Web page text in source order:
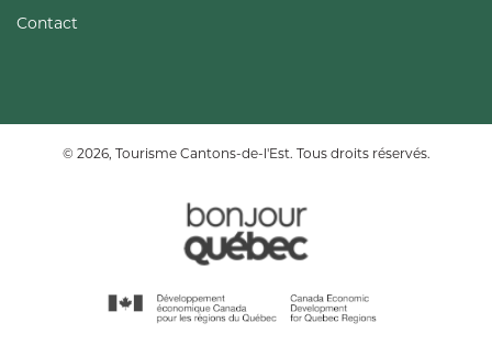
Contact
© 2026, Tourisme Cantons-de-l'Est. Tous droits réservés.